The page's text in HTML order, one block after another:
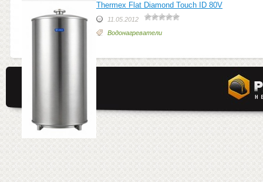
Thermex Flat Diamond Touch ID 80V
11.05.2012
Водонагреватели